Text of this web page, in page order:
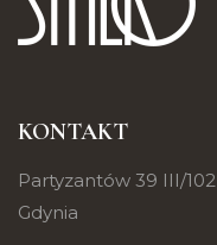
KONTAKT
Partyzantów 39 III/102
Gdynia